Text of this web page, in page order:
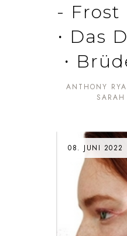
-
∙ Das
∙
ANTHONY
08. JUNI 2022